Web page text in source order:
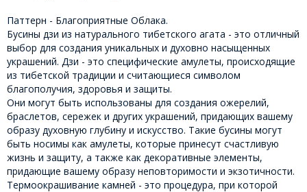
Паттерн - Благоприятные Облака.
Бусины дзи из натурального тибетского агата - это отличный
выбор для создания уникальных и духовно насыщенных
украшений. Дзи - это специфические амулеты, происходящие
из тибетской традиции и считающиеся символом
благополучия, здоровья и защиты.
Они могут быть использованы для создания ожерелий,
браслетов, сережек и других украшений, придающих вашему
образу духовную глубину и искусство. Такие бусины могут
быть носимы как амулеты, которые принесут счастливую
жизнь и защиту, а также как декоративные элементы,
придающие вашему образу неповторимости и экзотичности.
Термоокрашивание камней - это процедура, при которой